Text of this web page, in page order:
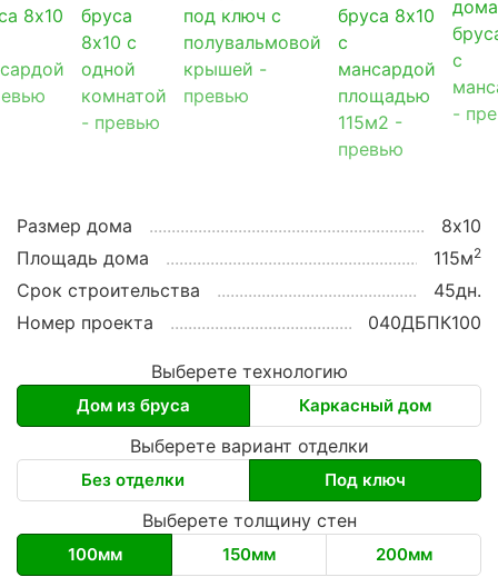
Размер дома
8х10
Площадь дома
115м2
Срок строительства
45дн.
Номер проекта
040ДБПК100
Выберете технологию
Дом из бруса Каркасный дом
Выберете вариант отделки
Без отделки Под ключ
Выберете толщину стен
100мм 150мм 200мм